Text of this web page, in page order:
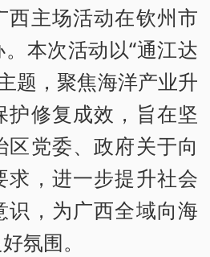
西主场活动在钦州市
本次活动以“通江达
题，聚焦海洋产业升
护修复成效，旨在坚
区党委、政府关于向
求，进一步提升社会
识，为广西全域向海
氛围。